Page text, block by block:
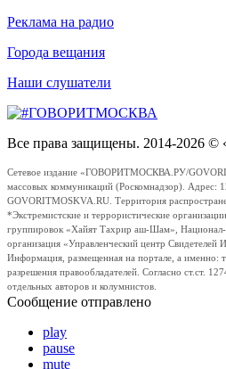
Реклама на радио
Города вещания
Наши слушатели
Все права защищены. 2014-2026 ©
Сетевое издание «ГОВОРИТМОСКВА.РУ/
массовых коммуникаций (Роскомнадзор).
GOVORITMOSKVA.RU. Территория
*Экстремистские и террористические
группировок «Хайят Тахрир аш-Шам», Национал-
организация «Управленческий центр Свидетелей
Информация, размещенная на портале, а именно:
разрешения правообладателей. Согласно ст.ст.
отдельных авторов и колумнистов.
Сообщение отправлено
play
pause
mute